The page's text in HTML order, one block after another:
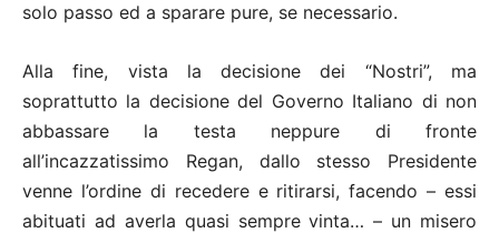
solo passo ed a sparare pure, se necessario.
Alla fine, vista la decisione dei “Nostri”, ma
soprattutto la decisione del Governo Italiano di non
abbassare la testa neppure di fronte
all’incazzatissimo Regan, dallo stesso Presidente
venne l’ordine di recedere e ritirarsi, facendo – essi
abituati ad averla quasi sempre vinta… – un misero